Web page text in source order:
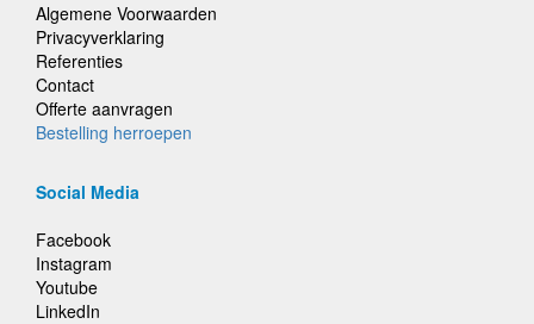
Algemene Voorwaarden
Privacyverklaring
Referenties
Contact
Offerte aanvragen
Bestelling herroepen
Social Media
Facebook
Instagram
Youtube
LinkedIn